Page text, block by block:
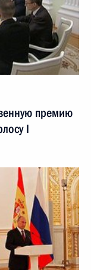
премию
I